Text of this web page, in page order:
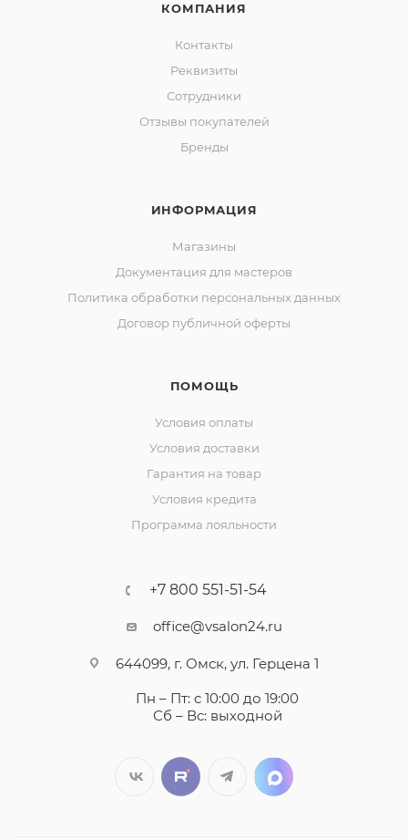
КОМПАНИЯ
Контакты
Реквизиты
Сотрудники
Отзывы покупателей
Бренды
ИНФОРМАЦИЯ
Магазины
Документация для мастеров
Политика обработки персональных данных
Договор публичной оферты
ПОМОЩЬ
Условия оплаты
Условия доставки
Гарантия на товар
Условия кредита
Программа лояльности
+7 800 551-51-54
office@vsalon24.ru
644099, г. Омск, ул. Герцена 1
Пн – Пт: с 10:00 до 19:00
Сб – Вс: выходной